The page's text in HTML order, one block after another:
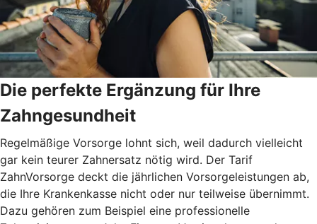
Die perfekte Ergänzung für Ihre
Zahngesundheit
Regelmäßige Vorsorge lohnt sich, weil dadurch vielleicht
gar kein teurer Zahnersatz nötig wird. Der Tarif
ZahnVorsorge deckt die jährlichen Vorsorgeleistungen ab,
die Ihre Krankenkasse nicht oder nur teilweise übernimmt.
Dazu gehören zum Beispiel eine professionelle